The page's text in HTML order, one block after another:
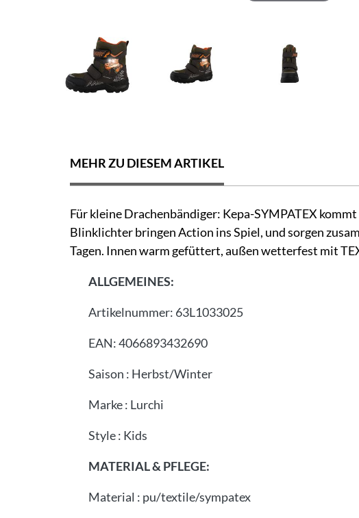
MEHR ZU DIESEM ARTIKEL
Für kleine Drachenbändiger: Kepa-SYMPATEX
Blinklichter bringen Action ins Spiel, und sorgen
Tagen. Innen warm gefüttert, außen wetterfest mit
ALLGEMEINES:
Artikelnummer: 63L1033025
EAN:4066893432690
Saison : Herbst/Winter
Marke: Lurchi
Style: Kids
MATERIAL & PFLEGE:
Material : pu/textile/sympatex